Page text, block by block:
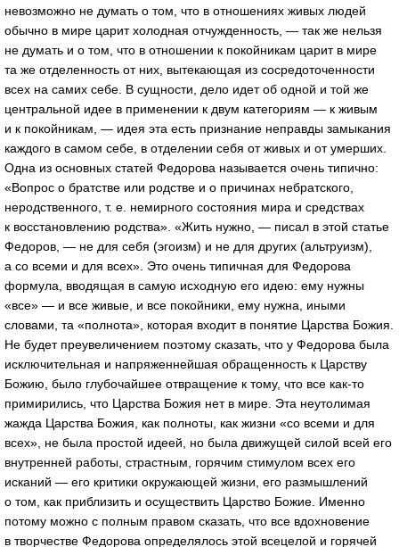
невозможно не думать о том, что в отношениях живых людей
обычно в мире царит холодная отчужденность, — так же нельзя
не думать и о том, что в отношении к покойникам царит в мире
та же отделенность от них, вытекающая из сосредоточенности
всех на самих себе. В сущности, дело идет об одной и той же
центральной идее в применении к двум категориям — к живым
и к покойникам, — идея эта есть признание неправды замыкания
каждого в самом себе, в отделении себя от живых и от умерших.
Одна из основных статей Федорова называется очень типично:
«Вопрос о братстве или родстве и о причинах небратского,
неродственного, т. е. немирного состояния мира и средствах
к восстановлению родства». «Жить нужно, — писал в этой статье
Федоров, — не для себя (эгоизм) и не для других (альтруизм),
а со всеми и для всех». Это очень типичная для Федорова
формула, вводящая в самую исходную его идею: ему нужны
«все» — и все живые, и все покойники, ему нужна, иными
словами, та «полнота», которая входит в понятие Царства Божия.
Не будет преувеличением поэтому сказать, что у Федорова была
исключительная и напряженнейшая обращенность к Царству
Божию, было глубочайшее отвращение к тому, что все как-то
примирились, что Царства Божия нет в мире. Эта неутолимая
жажда Царства Божия, как полноты, как жизни «со всеми и для
всех», не была простой идеей, но была движущей силой всей его
внутренней работы, страстным, горячим стимулом всех его
исканий — его критики окружающей жизни, его размышлений
о том, как приблизить и осуществить Царство Божие. Именно
потому можно с полным правом сказать, что все вдохновение
в творчестве Федорова определялось этой всецелой и горячей